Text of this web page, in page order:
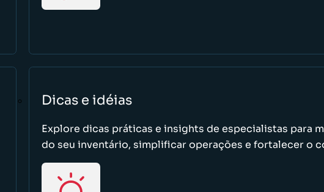
Dicas e idéias
Explore dicas práticas e insights de especialistas para
do seu inventário, simplificar operações e fortalecer o